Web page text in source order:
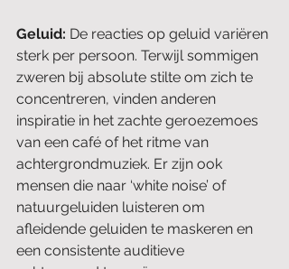
Geluid: De reacties op geluid variëren
sterk per persoon. Terwijl sommigen
zweren bij absolute stilte om zich te
concentreren, vinden anderen
inspiratie in het zachte geroezemoes
van een café of het ritme van
achtergrondmuziek. Er zijn ook
mensen die naar ‘white noise’ of
natuurgeluiden luisteren om
afleidende geluiden te maskeren en
een consistente auditieve